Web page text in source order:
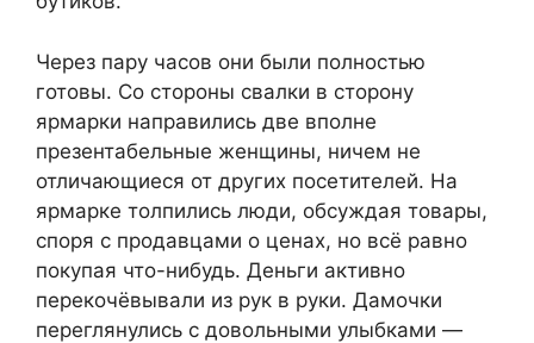
Через пару часов они были полностью
готовы. Со стороны свалки в сторону
ярмарки направились две вполне
презентабельные женщины, ничем не
отличающиеся от других посетителей. На
ярмарке толпились люди, обсуждая товары,
споря с продавцами о ценах, но всё равно
покупая что-нибудь. Деньги активно
перекочёвывали из рук в руки. Дамочки
переглянулись с довольными улыбками —